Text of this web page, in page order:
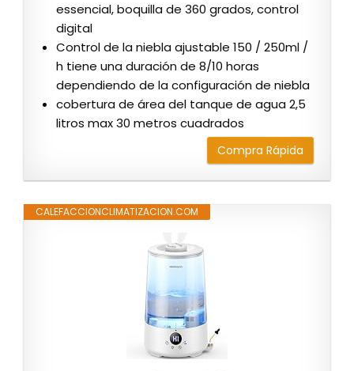
essencial, boquilla de 360 ​​grados, control
digital
Control de la niebla ajustable 150 / 250ml /
h tiene una duración de 8/10 horas
dependiendo de la configuración de niebla
cobertura de área del tanque de agua 2,5
litros max 30 metros cuadrados
Compra Rápida
CALEFACCIONCLIMATIZACION.COM